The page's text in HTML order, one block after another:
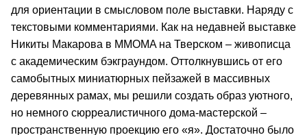
для ориентации в смысловом поле выставки. Наряду с
текстовыми комментариями. Как на недавней выставке
Никиты Макарова в MMOMA на Тверском – живописца
с академическим бэкграундом. Оттолкнувшись от его
самобытных миниатюрных пейзажей в массивных
деревянных рамах, мы решили создать образ уютного,
но немного сюрреалистичного дома-мастерской –
пространственную проекцию его «я». Достаточно было